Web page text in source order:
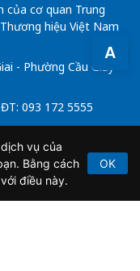
A
của cơ quan Trung
hiệu Việt Nam
- Phường Cầu Giấy -
093 172 5555
GP-BTTTT do Bộ
2020.
vụ của
Bằng cách
điều này.
OK